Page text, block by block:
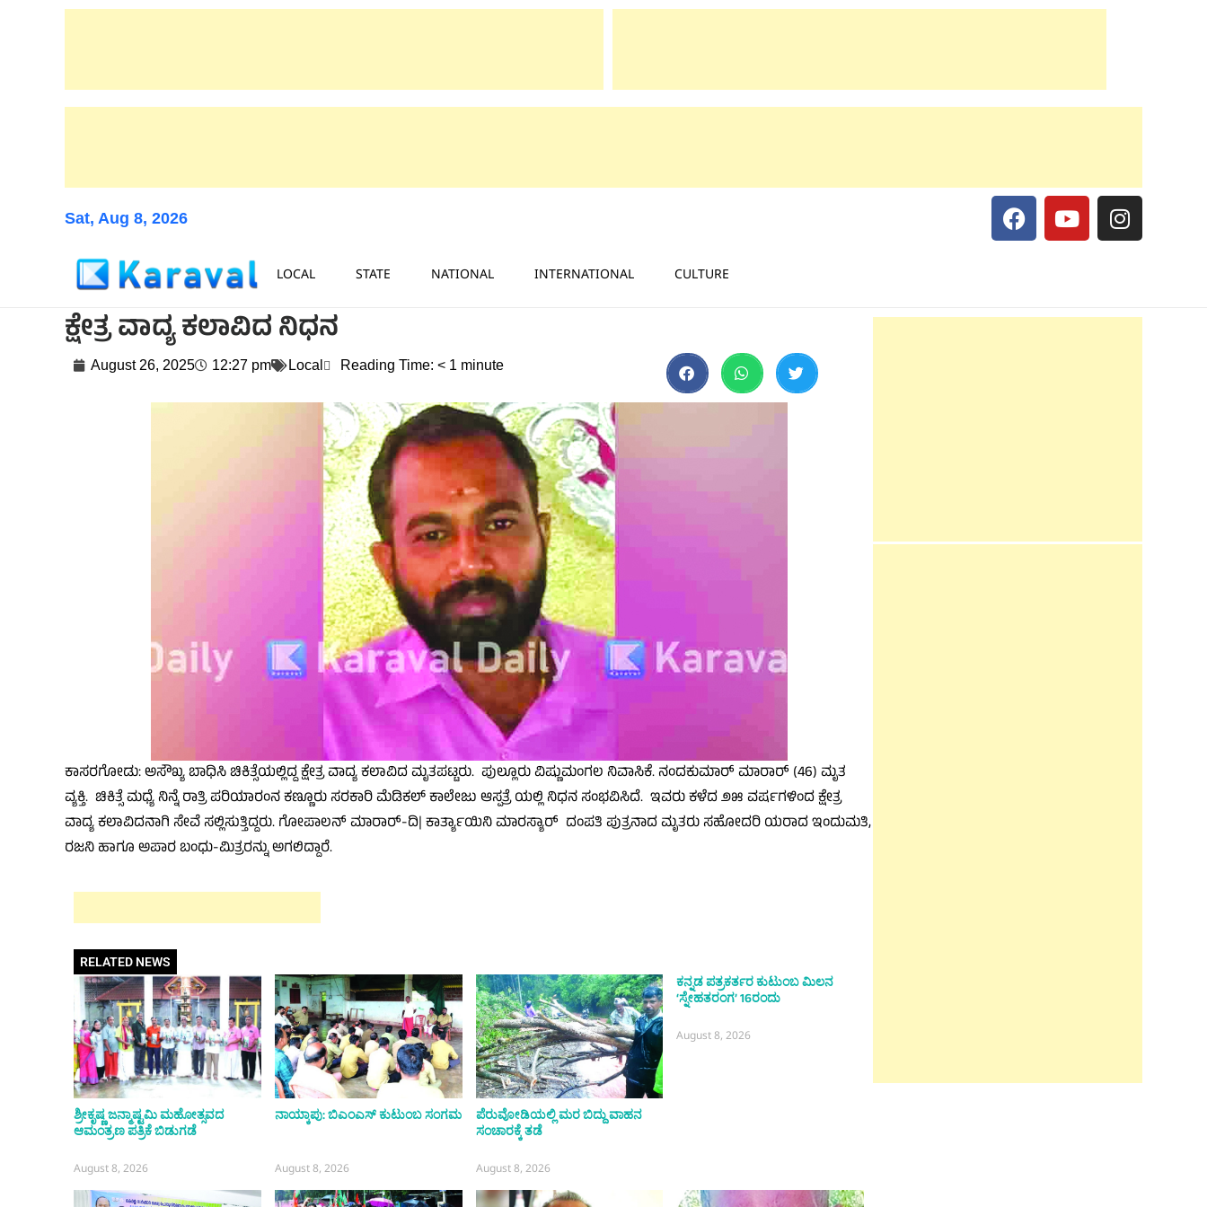
Sat, Aug 8, 2026
LOCAL STATE NATIONAL INTERNATIONAL CULTURE
ಕ್ಷೇತ್ರ ವಾದ್ಯ ಕಲಾವಿದ ನಿಧನ
August 26, 2025 12:27 pm Local Reading Time: < 1 minute
ಕಾಸರಗೋಡು: ಅಸೌಖ್ಯ ಬಾಧಿಸಿ ಚಿಕಿತ್ಸೆಯಲ್ಲಿದ್ದ ಕ್ಷೇತ್ರ ವಾದ್ಯ ಕಲಾವಿದ ಮೃತಪಟ್ಟರು. ಪುಲ್ಲೂರು ವಿಷ್ಣುಮಂಗಲ ನಿವಾಸಿಕೆ. ನಂದಕುಮಾರ್ ಮಾರಾರ್ (46) ಮೃತ
ವ್ಯಕ್ತಿ. ಚಿಕಿತ್ಸೆ ಮಧ್ಯೆ ನಿನ್ನೆ ರಾತ್ರಿ ಪರಿಯಾರಂನ ಕಣ್ಣೂರು ಸರಕಾರಿ ಮೆಡಿಕಲ್ ಕಾಲೇಜು ಆಸ್ಪತ್ರೆ ಯಲ್ಲಿ ನಿಧನ ಸಂಭವಿಸಿದೆ. ಇವರು ಕಳೆದ ೨೫ ವರ್ಷಗಳಿಂದ ಕ್ಷೇತ್ರ
ವಾದ್ಯ ಕಲಾವಿದನಾಗಿ ಸೇವೆ ಸಲ್ಲಿಸುತ್ತಿದ್ದರು. ಗೋಪಾಲನ್ ಮಾರಾರ್-ದಿ| ಕಾರ್ತ್ಯಾಯಿನಿ ಮಾರಸ್ಯಾರ್ ದಂಪತಿ ಪುತ್ರನಾದ ಮೃತರು ಸಹೋದರಿ ಯರಾದ ಇಂದುಮತಿ,
ರಜನಿ ಹಾಗೂ ಅಪಾರ ಬಂಧು-ಮಿತ್ರರನ್ನು ಅಗಲಿದ್ದಾರೆ.
RELATED NEWS
ಶ್ರೀಕೃಷ್ಣ ಜನ್ಮಾಷ್ಟಮಿ ಮಹೋತ್ಸವದ
ಆಮಂತ್ರಣ ಪತ್ರಿಕೆ ಬಿಡುಗಡೆ
August 8, 2026
ನಾಯ್ಕಾಪು: ಬಿಎಂಎಸ್ ಕುಟುಂಬ ಸಂಗಮ
August 8, 2026
ಪೆರುವೋಡಿಯಲ್ಲಿ ಮರ ಬಿದ್ದು ವಾಹನ
ಸಂಚಾರಕ್ಕೆ ತಡೆ
August 8, 2026
ಕನ್ನಡ ಪತ್ರಕರ್ತರ ಕುಟುಂಬ ಮಿಲನ
‘ಸ್ನೇಹತರಂಗ’ 16ರಂದು
August 8, 2026